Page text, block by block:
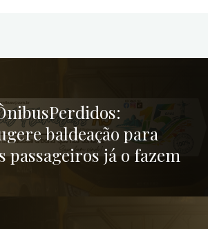
baldeação para
passageiros já o fazem